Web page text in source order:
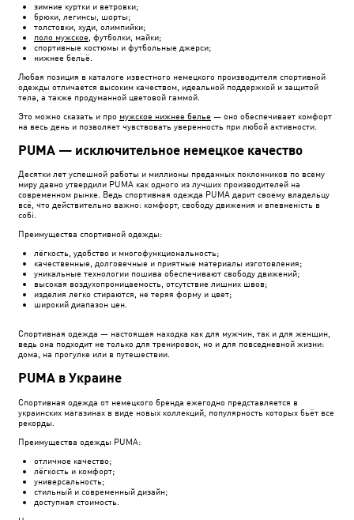
зимние куртки и ветровки;
брюки, легинсы, шорты;
толстовки, худи, олимпийки;
поло мужское , футболки, майки;
спортивные костюмы и футбольные джерси;
нижнее бельё.
Любая позиция в каталоге известного немецкого производителя спортивной
одежды отличается высоким качеством, идеальной поддержкой и защитой
тела, а также продуманной цветовой гаммой.
Это можно сказать и про мужское нижнее белье — оно обеспечивает комфорт
на весь день и позволяет чувствовать уверенность при любой активности.
PUMA — исключительное немецкое качество
Десятки лет успешной работы и миллионы преданных поклонников по всему
миру давно утвердили PUMA как одного из лучших производителей на
современном рынке. Ведь спортивная одежда PUMA дарит своему владельцу
всё, что действительно важно: комфорт, свободу движения и впевненість в
собі.
Преимущества спортивной одежды:
лёгкость, удобство и многофункциональность;
качественные, долговечные и приятные материалы изготовления;
уникальные технологии пошива обеспечивают свободу движений;
высокая воздухопроницаемость, отсутствие лишних швов;
изделия легко стираются, не теряя форму и цвет;
широкий диапазон цен.
Спортивная одежда — настоящая находка как для мужчин, так и для женщин,
ведь она подходит не только для тренировок, но и для повседневной жизни:
дома, на прогулке или в путешествии.
PUMA в Украине
Спортивная одежда от немецкого бренда ежегодно представляется в
украинских магазинах в виде новых коллекций, популярность которых бьёт все
рекорды.
Преимущества одежды PUMA:
отличное качество;
лёгкость и комфорт;
универсальность;
стильный и современный дизайн;
доступная стоимость.